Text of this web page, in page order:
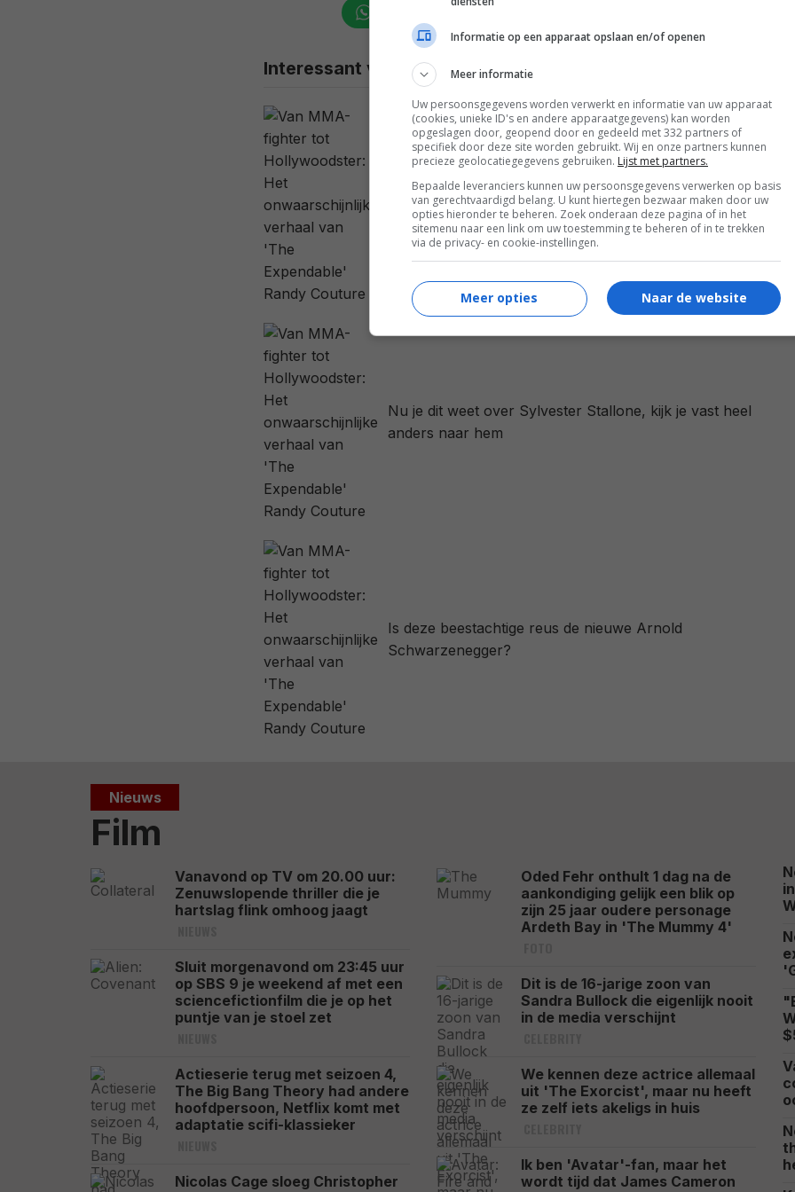
Interessant voor jou
Jean-Claude Van Damme (63) ziet er nog steeds
keihard getraind uit
Nu je dit weet over Sylvester Stallone, kijk je vast heel
anders naar hem
Is deze beestachtige reus de nieuwe Arnold
Schwarzenegger?
Nieuws
Film
Vanavond op TV om 20.00 uur:
Zenuwslopende thriller die je
hartslag flink omhoog jaagt
Sluit morgenavond om 23:45 uur
op SBS 9 je weekend af met een
sciencefictionfilm die je op het
puntje van je stoel zet
Actieserie terug met seizoen 4,
The Big Bang Theory had andere
hoofdpersoon, Netflix komt met
adaptatie scifi-klassieker
Nicolas Cage sloeg Christopher
Oded Fehr onthult 1 dag na de
aankondiging gelijk een blik op
zijn 25 jaar oudere personage
Ardeth Bay in 'The Mummy 4'
Dit is de 16-jarige zoon van
Sandra Bullock die eigenlijk nooit
in de media verschijnt
We kennen deze actrice allemaal
uit 'The Exorcist', maar nu heeft
ze zelf iets akeligs in huis
Ik ben 'Avatar'-fan, maar het
wordt tijd dat James Cameron
Informatie op een apparaat opslaan en/of openen
Meer informatie
Uw persoonsgegevens worden verwerkt en informatie van uw apparaat
(cookies, unieke ID's en andere apparaatgegevens) kan worden
opgeslagen door, geopend door en gedeeld met 332 partners of
specifiek door deze site worden gebruikt. Wij en onze partners kunnen
precieze geolocatiegegevens gebruiken. Lijst met partners.
Bepaalde leveranciers kunnen uw persoonsgegevens verwerken op basis
van gerechtvaardigd belang. U kunt hiertegen bezwaar maken door uw
opties hieronder te beheren. Zoek onderaan deze pagina of in het
sitemenu naar een link om uw toestemming te beheren of in te trekken
via de privacy- en cookie-instellingen.
Naar de website
Meer opties